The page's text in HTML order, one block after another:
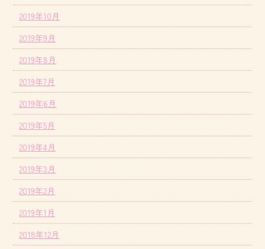
2019年10月
2019年9月
2019年8月
2019年7月
2019年6月
2019年5月
2019年4月
2019年3月
2019年2月
2019年1月
2018年12月